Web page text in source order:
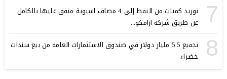
7
توريد كميات من النفط إلى 4 مصاف اسيوية متفق عليها بالكامل
عن طريق شركة ارامكو...
8
تجميع 5.5 مليار دولار في صندوق الاستثمارات العامة من بيع سندات
خضراء